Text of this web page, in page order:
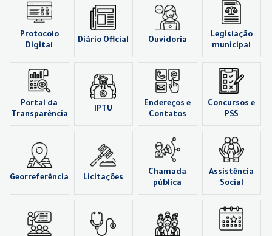
Protocolo
Digital
Diário Oficial Ouvidoria
Legislação
municipal
Portal da
Transparência
IPTU
Endereços e
Contatos
Concursos e
PSS
Georreferência Licitações
Chamada
pública
Assistência
Social